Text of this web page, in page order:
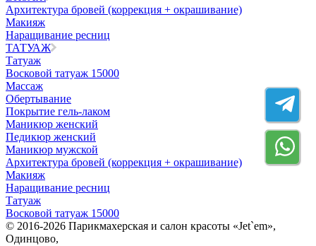
Архитектура бровей (коррекция + окрашивание)
Макияж
Наращивание ресниц
ТАТУАЖ
Татуаж
Восковой татуаж 15000
Массаж
Обертывание
Покрытие гель-лаком
Маникюр женский
Педикюр женский
Маникюр мужской
Архитектура бровей (коррекция + окрашивание)
Макияж
Наращивание ресниц
Татуаж
Восковой татуаж 15000
© 2016-2026 Парикмахерская и салон красоты «Jet`em»,
Одинцово,